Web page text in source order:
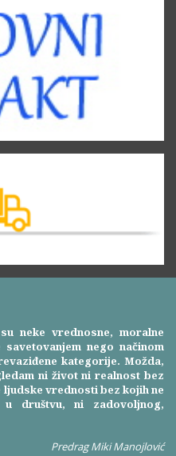
neke vrednosne, moralne
nego načinom
kategorije. Možda,
ni život ni realnost bez
vrednosti bez kojih ne
društvu, ni zadovoljnog,
Predrag Miki Manojlović